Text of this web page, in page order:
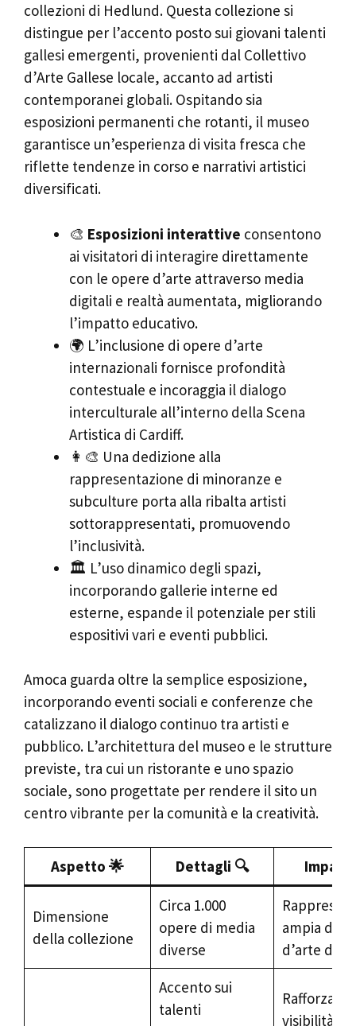
collezioni di Hedlund. Questa collezione si
distingue per l’accento posto sui giovani talenti
gallesi emergenti, provenienti dal Collettivo
d’Arte Gallese locale, accanto ad artisti
contemporanei globali. Ospitando sia
esposizioni permanenti che rotanti, il museo
garantisce un’esperienza di visita fresca che
riflette tendenze in corso e narrativi artistici
diversificati.
🎨 Esposizioni interattive consentono
ai visitatori di interagire direttamente
con le opere d’arte attraverso media
digitali e realtà aumentata, migliorando
l’impatto educativo.
🌍 L’inclusione di opere d’arte
internazionali fornisce profondità
contestuale e incoraggia il dialogo
interculturale all’interno della Scena
Artistica di Cardiff.
👩‍🎨 Una dedizione alla
rappresentazione di minoranze e
subculture porta alla ribalta artisti
sottorappresentati, promuovendo
l’inclusività.
🏛️ L’uso dinamico degli spazi,
incorporando gallerie interne ed
esterne, espande il potenziale per stili
espositivi vari e eventi pubblici.
Amoca guarda oltre la semplice esposizione,
incorporando eventi sociali e conferenze che
catalizzano il dialogo continuo tra artisti e
pubblico. L’architettura del museo e le strutture
previste, tra cui un ristorante e uno spazio
sociale, sono progettate per rendere il sito un
centro vibrante per la comunità e la creatività.
Aspetto 🌟 Dettagli 🔍
Dimensione
della collezione
Circa 1.000
opere di media
diverse
ampia
d’arte del
Accento sui
talenti
Rafforza la
visibilità